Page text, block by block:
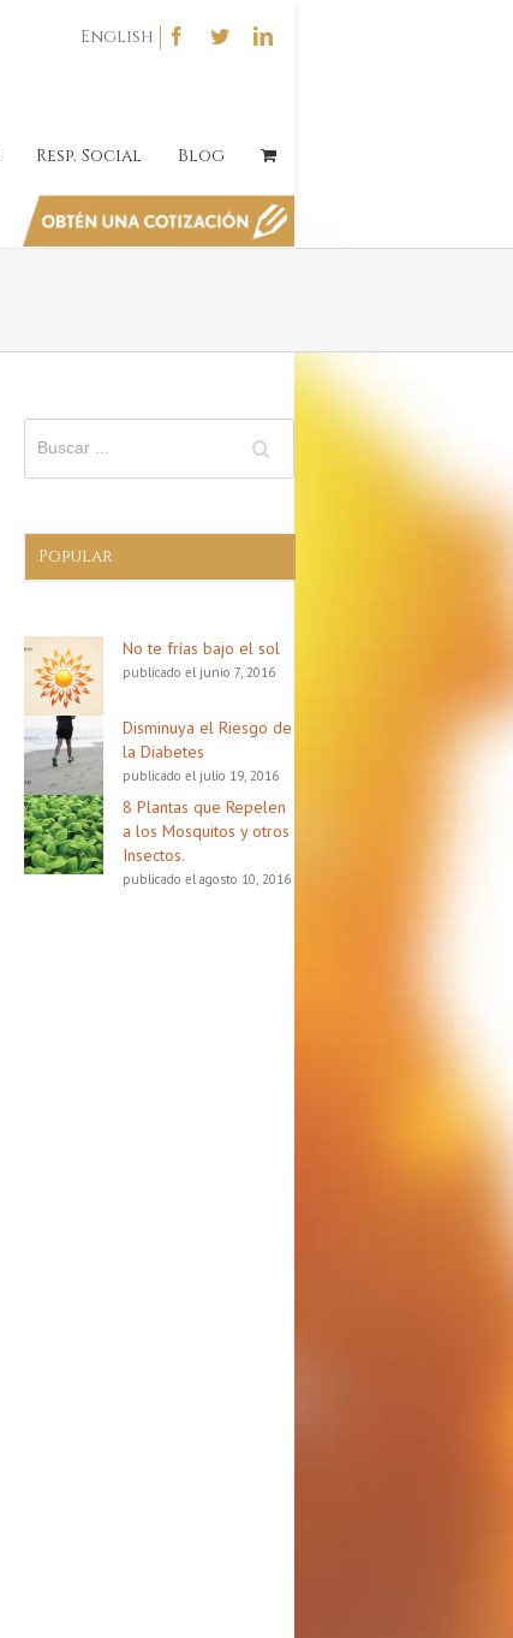
English
Resp. Social Blog
Popular
No te frías bajo el sol
publicado el junio 7, 2016
Disminuya el Riesgo de
la Diabetes
publicado el julio 19, 2016
8 Plantas que Repelen
a los Mosquitos y otros
Insectos.
publicado el agosto 10, 2016